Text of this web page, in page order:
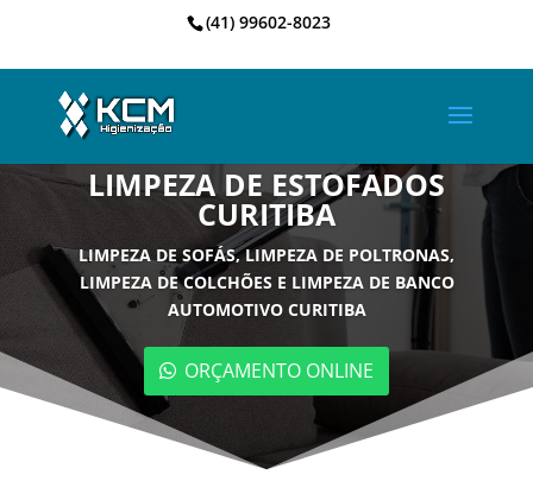
(41) 99602-8023
LIMPEZA DE ESTOFADOS
CURITIBA
LIMPEZA DE SOFÁS, LIMPEZA DE POLTRONAS,
LIMPEZA DE COLCHÕES E LIMPEZA DE BANCO
AUTOMOTIVO CURITIBA
ORÇAMENTO ONLINE